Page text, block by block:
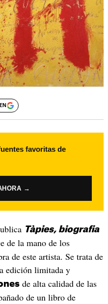
favoritas de
→
Tàpies, biografia
de la mano de los
de este artista. Se trata de
edición limitada y
de alta calidad de las
de un libro de